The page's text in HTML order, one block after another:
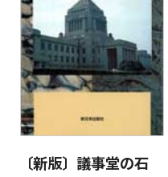
〔新版〕議事堂の石